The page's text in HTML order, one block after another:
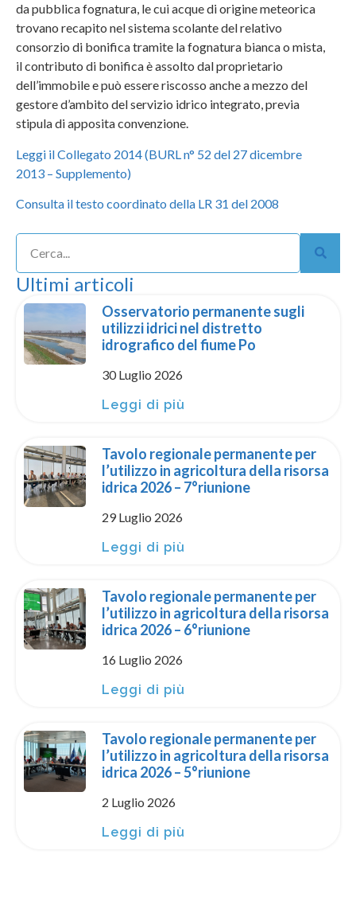
da pubblica fognatura, le cui acque di origine meteorica
trovano recapito nel sistema scolante del relativo
consorzio di bonifica tramite la fognatura bianca o mista,
il contributo di bonifica è assolto dal proprietario
dell’immobile e può essere riscosso anche a mezzo del
gestore d’ambito del servizio idrico integrato, previa
stipula di apposita convenzione.
Leggi il Collegato 2014 (BURL n° 52 del 27 dicembre
2013 – Supplemento)
Consulta il testo coordinato della LR 31 del 2008
Ultimi articoli
Osservatorio permanente sugli
utilizzi idrici nel distretto
idrografico del fiume Po
30 Luglio 2026
Leggi di più
Tavolo regionale permanente per
l’utilizzo in agricoltura della risorsa
idrica 2026 – 7°riunione
29 Luglio 2026
Leggi di più
Tavolo regionale permanente per
l’utilizzo in agricoltura della risorsa
idrica 2026 – 6°riunione
16 Luglio 2026
Leggi di più
Tavolo regionale permanente per
l’utilizzo in agricoltura della risorsa
idrica 2026 – 5°riunione
2 Luglio 2026
Leggi di più